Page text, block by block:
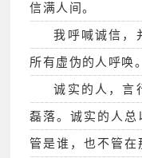
信满人间。
我呼喊诚信，
所有虚伪的人呼唤。
诚实的人，言
磊落。诚实的人
管是谁，也不管